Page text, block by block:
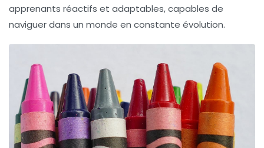
apprenants réactifs et adaptables, capables de
naviguer dans un monde en constante évolution.